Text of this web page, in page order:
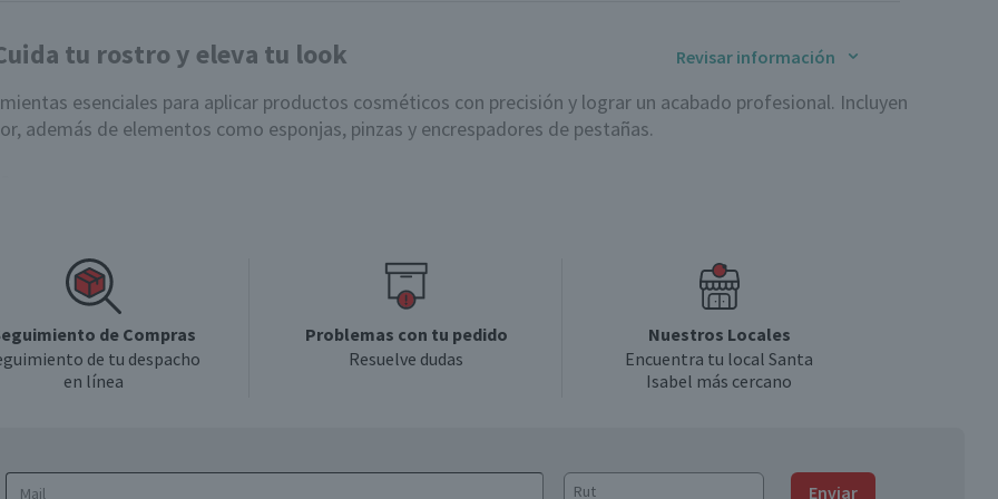
tu rostro y eleva tu look Revisar información
esenciales para aplicar productos cosméticos con precisión y lograr un acabado profesional. Incluyen
además de elementos como esponjas, pinzas y encrespadores de pestañas.
brindan un acabado uniforme y natural.
pueden cubrir gran parte de tus necesidades.
y pulidas.
de aplicar la máscara.
precisos.
tus uñas, además de que las
productos de manera controlada. Su variedad permite adaptarse a diferentes texturas y áreas del rostro.
de Compras
de tu despacho
en línea
Problemas con tu pedido
Resuelve dudas
Nuestros Locales
Encuentra tu local Santa
Isabel más cercano
Enviar